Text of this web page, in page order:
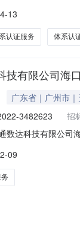
业法人营业执照\/
13
认证服务 体系认
技有限公司海
广东省｜广州市
3482623 招
数达科技有限公司
应商企业法人营业
一：
09